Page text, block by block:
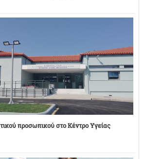
προσωπικού στο Κέντρο Υγείας